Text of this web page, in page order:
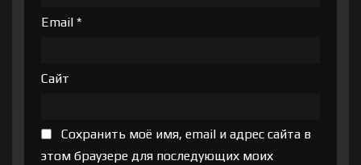
Email *
Сайт
Сохранить моё имя, email и адрес сайта в
этом браузере для последующих моих